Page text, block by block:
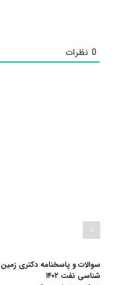
0نظرات
سوالات و پاسخنامه دکتری زمین
شناسی نفت ۱۴۰۲